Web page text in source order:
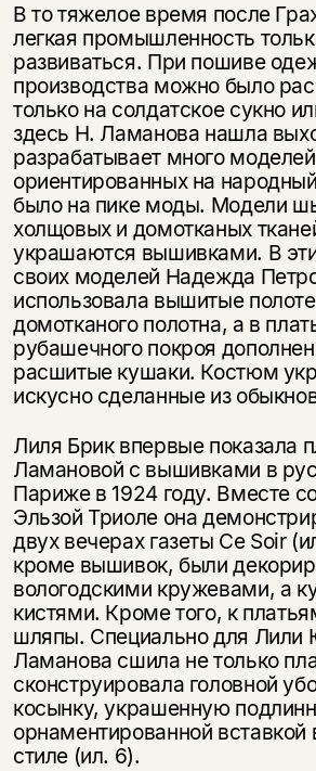
В то тяжелое время после
легкая промышленность
развиваться. При пошиве
производства можно было
только на солдатское сукно
здесь Н. Ламанова нашла
разрабатывает много
ориентированных на
было на пике моды. Модели
холщовых и домотканых
украшаются вышивками. В
своих моделей Надежда
использовала вышитые
домотканого полотна, а в
рубашечного покроя
расшитые кушаки. Костюм
искусно сделанные из
Лиля Брик впервые показала
Ламановой с вышивками в
Париже в 1924 году. Вместе
Эльзой Триоле она
двух вечерах газеты Ce Soir
кроме вышивок, были
вологодскими кружевами, а
кистями. Кроме того, к
шляпы. Специально для Лили
Ламанова сшила не только
сконструировала головной
косынку, украшенную
орнаментированной вставкой
стиле (ил. 6).